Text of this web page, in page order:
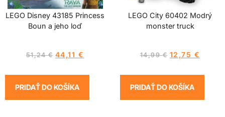
LEGO Disney 43185 Princess
Boun a jeho loď
51,24€ 44,11 €
PRIDAŤ DO KOŠÍKA
LEGO City 60402 Modrý
monster truck
14,99€ 12,75 €
PRIDAŤ DO KOŠÍKA